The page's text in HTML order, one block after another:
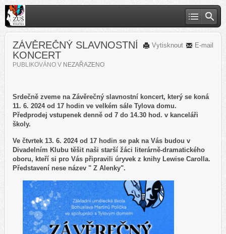
E-mail
Vytisknout
ZÁVĚREČNÝ SLAVNOSTNÍ
KONCERT
PUBLIKOVÁNO V NEZAŘAZENO
Srdečně zveme na Závěrečný slavnostní koncert, který se koná
11. 6. 2024 od 17 hodin ve velkém sále Tylova domu.
Předprodej vstupenek denně od 7 do 14.30 hod. v kanceláři
školy.
Ve čtvrtek 13. 6. 2024 od 17 hodin se pak na Vás budou v
Divadelním Klubu těšit naši starší žáci literárně-dramatického
oboru, kteří si pro Vás připravili úryvek z knihy Lewise Carolla.
Představení nese název " Z Alenky".